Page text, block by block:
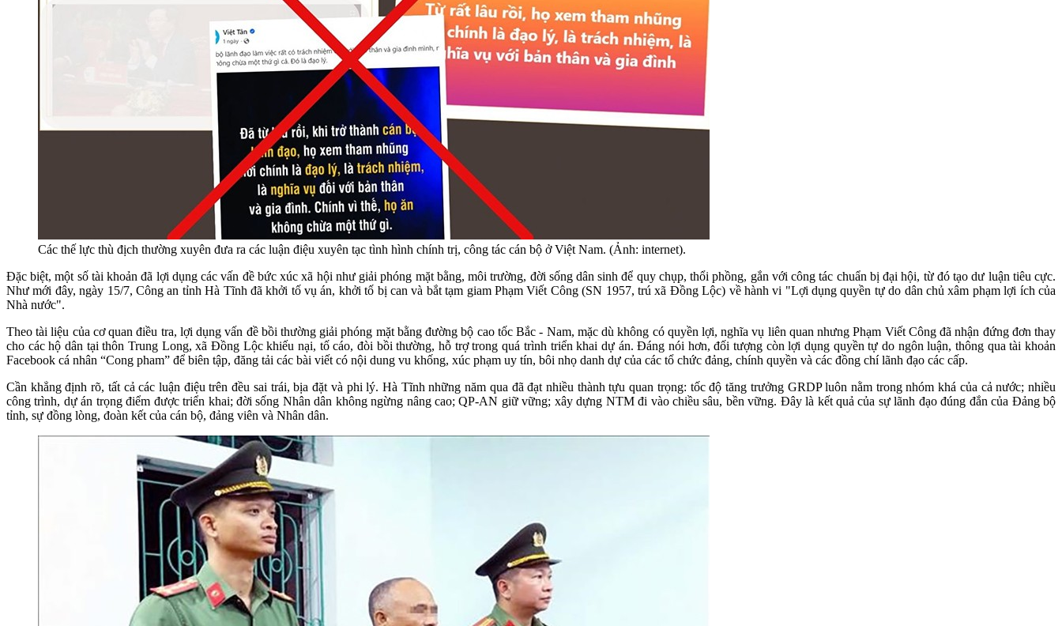
Các thế lực thù địch thường xuyên đưa ra các luận điệu xuyên tạc tình hình chính trị, công tác cán bộ ở Việt Nam. (Ảnh: internet).
Đặc biệt, một số tài khoản đã lợi dụng các vấn đề bức xúc xã hội như giải phóng mặt bằng, môi trường, đời sống dân sinh để quy chụp, thổi phồng, gắn với công tác chuẩn bị đại hội, từ đó tạo dư luận tiêu cực.
Như mới đây, ngày 15/7, Công an tỉnh Hà Tĩnh đã khởi tố vụ án, khởi tố bị can và bắt tạm giam Phạm Viết Công (SN 1957, trú xã Đồng Lộc) về hành vi "Lợi dụng quyền tự do dân chủ xâm phạm lợi ích của
Nhà nước".
Theo tài liệu của cơ quan điều tra, lợi dụng vấn đề bồi thường giải phóng mặt bằng đường bộ cao tốc Bắc - Nam, mặc dù không có quyền lợi, nghĩa vụ liên quan nhưng Phạm Viết Công đã nhận đứng đơn thay
cho các hộ dân tại thôn Trung Long, xã Đồng Lộc khiếu nại, tố cáo, đòi bồi thường, hỗ trợ trong quá trình triển khai dự án. Đáng nói hơn, đối tượng còn lợi dụng quyền tự do ngôn luận, thông qua tài khoản
Facebook cá nhân “Cong pham” để biên tập, đăng tải các bài viết có nội dung vu khống, xúc phạm uy tín, bôi nhọ danh dự của các tổ chức đảng, chính quyền và các đồng chí lãnh đạo các cấp.
Cần khẳng định rõ, tất cả các luận điệu trên đều sai trái, bịa đặt và phi lý. Hà Tĩnh những năm qua đã đạt nhiều thành tựu quan trọng: tốc độ tăng trưởng GRDP luôn nằm trong nhóm khá của cả nước; nhiều
công trình, dự án trọng điểm được triển khai; đời sống Nhân dân không ngừng nâng cao; QP-AN giữ vững; xây dựng NTM đi vào chiều sâu, bền vững. Đây là kết quả của sự lãnh đạo đúng đắn của Đảng bộ
tỉnh, sự đồng lòng, đoàn kết của cán bộ, đảng viên và Nhân dân.